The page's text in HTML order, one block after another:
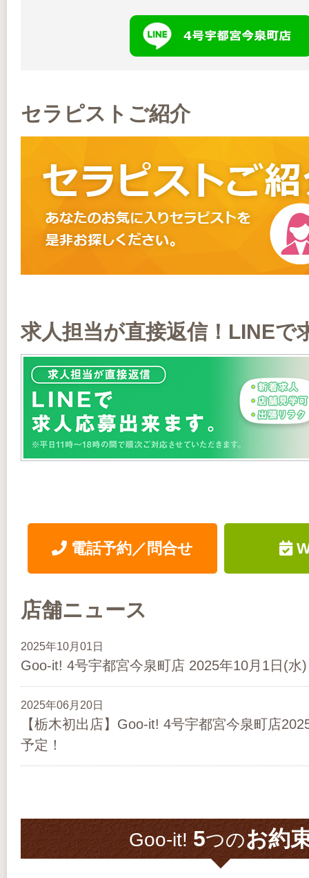
セラピストご紹介
求人担当が直接返信！LINEで
電話予約／問合せ
店舗ニュース
2025年10月01日
Goo-it! 4号宇都宮今泉町店 2025年10月1日(水
2025年06月20日
【栃木初出店】Goo-it! 4号宇都宮今泉町店
予定！
Goo-it!5つのお約